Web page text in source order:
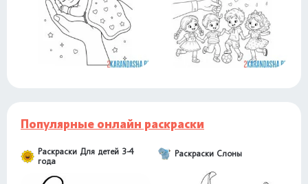
Популярные онлайн раскраски
Раскраски Для детей 3-4
года
Раскраски Слоны